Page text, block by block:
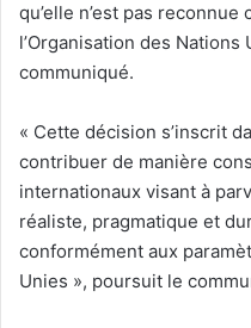
qu’elle n’est pas
l’Organisation des
communiqué.
« Cette décision s’inscrit
contribuer de manière
internationaux visant à
réaliste, pragmatique et
conformément aux
Unies », poursuit le